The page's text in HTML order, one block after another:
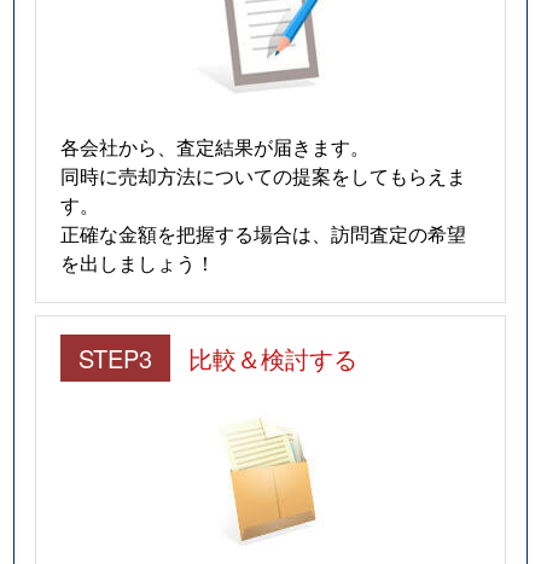
各会社から、査定結果が届きます。
同時に売却方法についての提案をしてもらえま
す。
正確な金額を把握する場合は、訪問査定の希望
を出しましょう！
STEP3 比較＆検討する